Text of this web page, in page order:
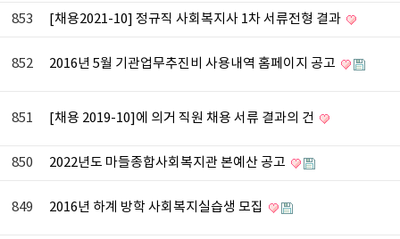
853 [채용2021-10] 정규직 사회복지사 1차 서류전형 결과
852 2016년 5월 기관업무추진비 사용내역 홈페이지 공고
851 [채용 2019-10]에 의거 직원 채용 서류 결과의 건
850 2022년도 마들종합사회복지관 본예산 공고
849 2016년 하계 방학 사회복지실습생 모집